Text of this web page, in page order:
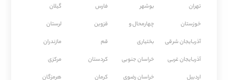
تهران
خوزستان
آذربایجان شرقی
آذربایجان غربی
اردبیل
بوشهر
چهارمحال و
بختیاری
خراسان جنوبی
خراسان رضوی
فارس
قزوین
قم
كردستان
كرمان
گیلان
لرستان
مازندران
مركزی
هرمزگان